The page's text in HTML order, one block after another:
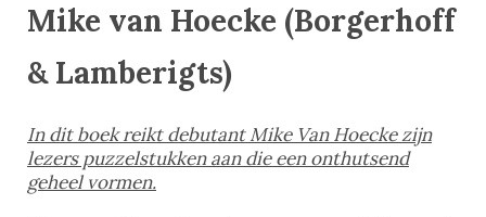
Mike van Hoecke (Borgerhoff
& Lamberigts)
In dit boek reikt debutant Mike Van Hoecke zijn
lezers puzzelstukken aan die een onthutsend
geheel vormen.